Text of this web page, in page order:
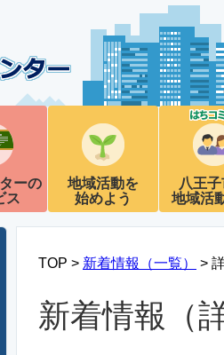
ーの
ス
地域活動を
始めよう
八王
地域活
TOP > 新着情報（一覧） >
新着情報（